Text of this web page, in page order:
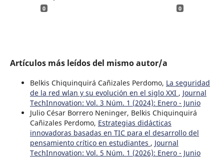
0 0
Artículos más leídos del mismo autor/a
Belkis Chiquinquirá Cañizales Perdomo, La seguridad
de la red wlan y su evolución en el siglo XXI , Journal
TechInnovation: Vol. 3 Núm. 1 (2024): Enero - Junio
Julio César Borrero Neninger, Belkis Chiquinquirá
Cañizales Perdomo, Estrategias didácticas
innovadoras basadas en TIC para el desarrollo del
pensamiento crítico en estudiantes , Journal
TechInnovation: Vol. 5 Núm. 1 (2026): Enero - Junio